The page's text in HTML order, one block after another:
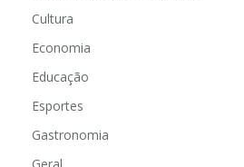
Cultura
Economia
Educação
Esportes
Gastronomia